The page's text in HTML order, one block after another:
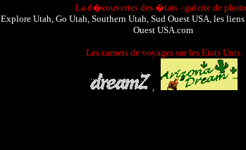
La d�couvertes des �tats - galerie de
Explore Utah, Go Utah, Southern Utah, Sud Ouest USA, les
Ouest USA.com
Les carnets de voyages sur les Etats Unis
,